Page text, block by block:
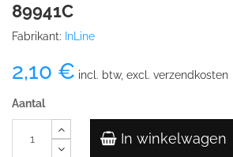
89941C
Fabrikant: InLine
2,10 € incl. btw, excl. verzendkosten
Aantal
In winkelwagen